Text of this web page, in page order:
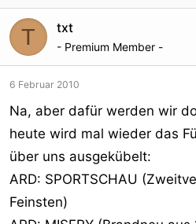
T txt
- Premium Member -
6 Februar 2010
Na, aber dafür werden wir
heute wird mal wieder das
über uns ausgekübelt:
ARD: SPORTSCHAU
Feinsten)